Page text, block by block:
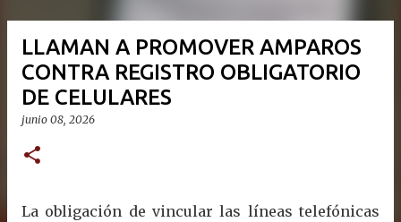
LLAMAN A PROMOVER AMPAROS
CONTRA REGISTRO OBLIGATORIO
DE CELULARES
junio 08, 2026
La obligación de vincular las líneas telefónicas